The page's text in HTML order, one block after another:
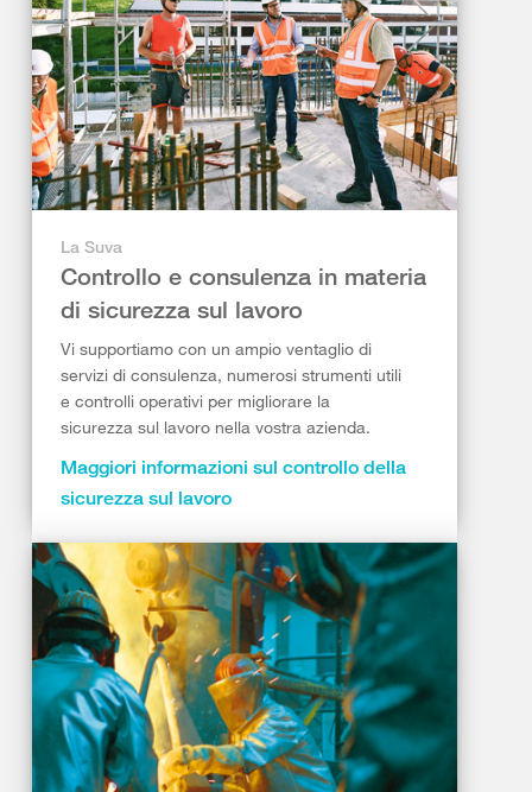
La Suva
Controllo e consulenza in materia
di sicurezza sul lavoro
Vi supportiamo con un ampio ventaglio di
servizi di consulenza, numerosi strumenti utili
e controlli operativi per migliorare la
sicurezza sul lavoro nella vostra azienda.
Maggiori informazioni sul controllo della
sicurezza sul lavoro